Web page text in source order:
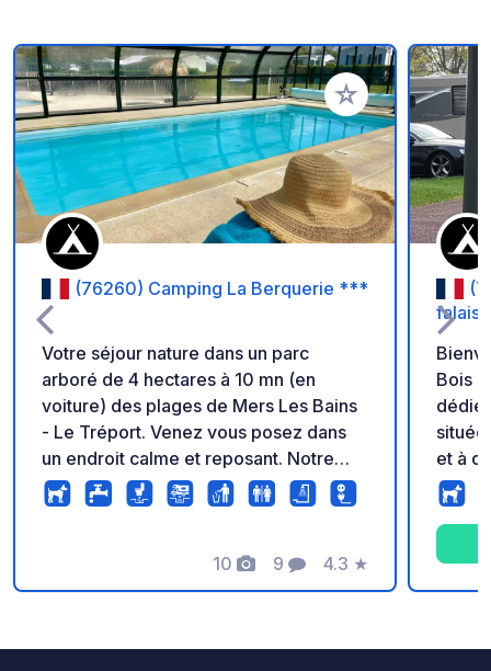
Ajouter à vos
(76260) Camping La Berquerie ***
Votre séjour nature dans un parc
arboré de 4 hectares à 10 mn (en
voiture) des plages de Mers Les Bains
- Le Tréport. Venez vous posez dans
un endroit calme et reposant. Notre
camping possède une piscine couverte
et chauffée à 29 degrés, une
de soleil, une mini ferme qui fait le
bonheur des petits et des grands, des
10
Photos
9
Commentaires
4.3
Note
★
Bois
et à
avec
eau,